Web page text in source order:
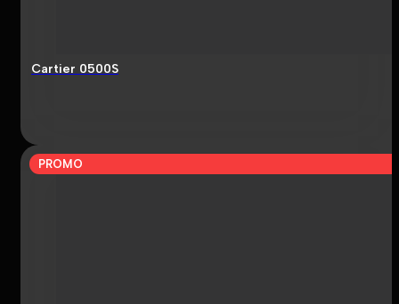
Cartier 0500S
PROMO